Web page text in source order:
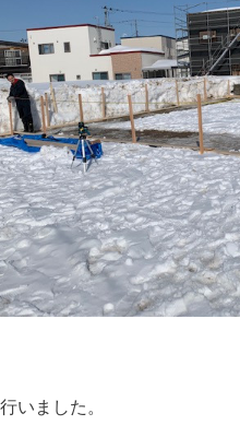
いました。